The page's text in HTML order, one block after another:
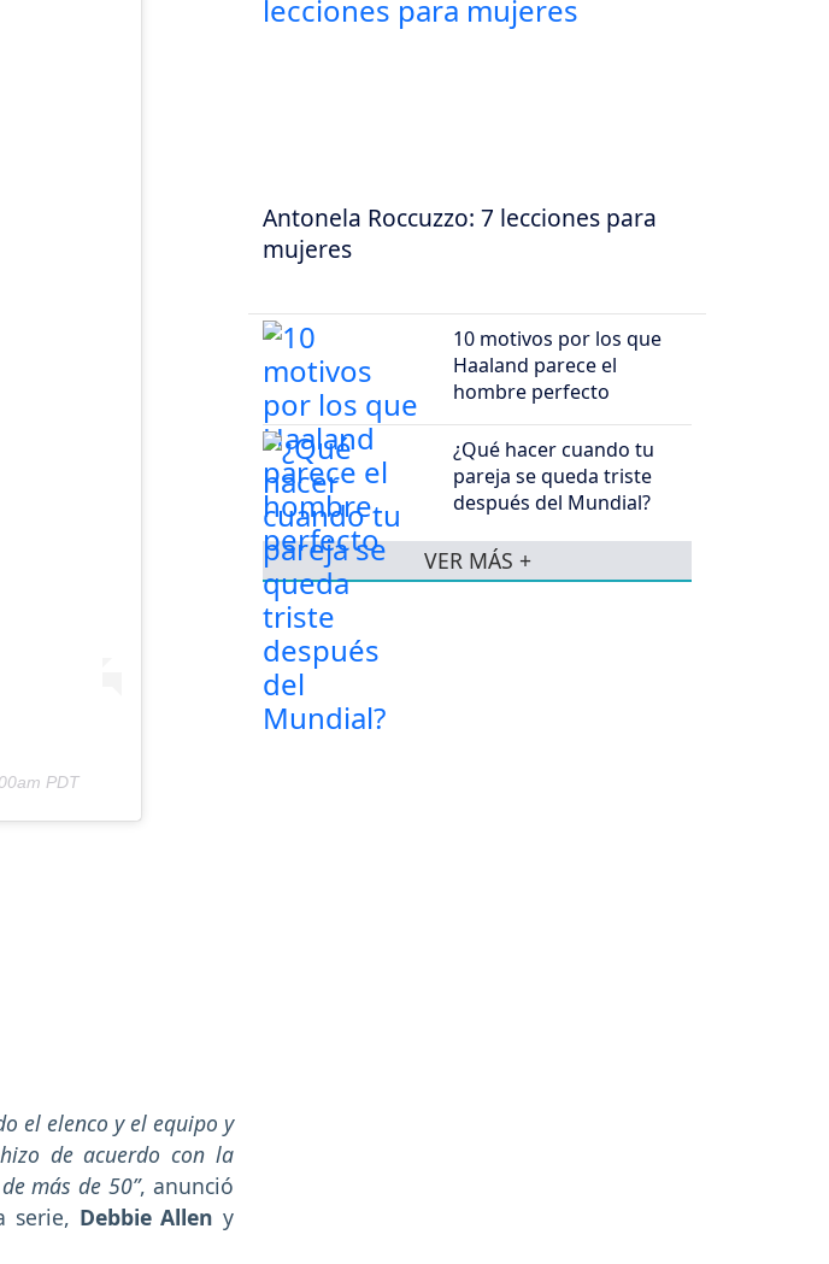
PDT
el elenco y el equipo y
de acuerdo con la
más de 50”, anunció
serie, Debbie Allen y
Antonela Roccuzzo: 7 lecciones para
mujeres
10 motivos por los que
Haaland parece el
hombre perfecto
¿Qué hacer cuando tu
pareja se queda triste
después del Mundial?
VER MÁS +